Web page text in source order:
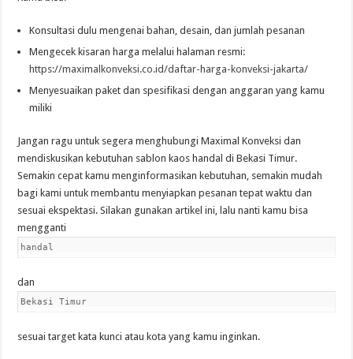
Konsultasi dulu mengenai bahan, desain, dan jumlah pesanan
Mengecek kisaran harga melalui halaman resmi:
https://maximalkonveksi.co.id/daftar-harga-konveksi-jakarta/
Menyesuaikan paket dan spesifikasi dengan anggaran yang kamu
miliki
Jangan ragu untuk segera menghubungi Maximal Konveksi dan
mendiskusikan kebutuhan sablon kaos handal di Bekasi Timur.
Semakin cepat kamu menginformasikan kebutuhan, semakin mudah
bagi kami untuk membantu menyiapkan pesanan tepat waktu dan
sesuai ekspektasi. Silakan gunakan artikel ini, lalu nanti kamu bisa
mengganti
handal
dan
Bekasi Timur
sesuai target kata kunci atau kota yang kamu inginkan.